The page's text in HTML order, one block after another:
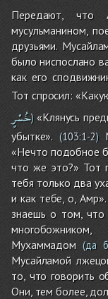
Передают,
мусульманином,
друзьями.
было ниспослано
как его
Тот спросил:
خُسْرٍ)«Клянусь
убытке». (103:1-2)
«Нечто подобное
что же это?» Тот
тебя только два
и как тебе, о,
знаешь о том,
Мухаммадом (да
Мусайламой
то, что говорить
Они, тем более,